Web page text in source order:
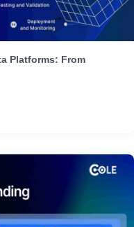
Platforms: From